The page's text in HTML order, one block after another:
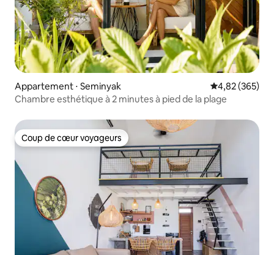
Appartement ⋅ Seminyak Évaluation
4,82 (365)
Chambre esthétique à 2 minutes à pied de la plage
Coup de cœur voyageurs
Coup de cœur voyageurs